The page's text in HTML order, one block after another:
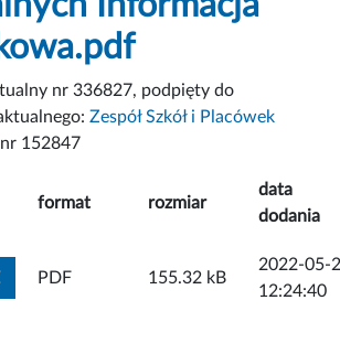
nr 336827, podpięty do
Zespół Szkół i Placówek
nr 152847
format rozmiar
data
dodania
ZOBACZ ZAŁĄCZNIK
PDF 155.32 kB
2022-05-
12:24:40